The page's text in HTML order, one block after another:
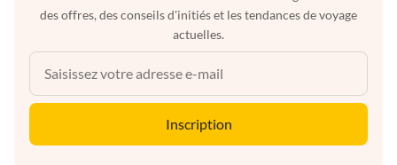
des offres, des conseils d'initiés et les tendances de voyage
actuelles.
Inscription